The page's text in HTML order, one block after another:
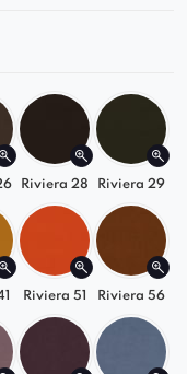
pełną ofertą i
Twoje
kolorach i
je łatwo
wystroju
i
Riviera 28 Riviera 29
Riviera 51 Riviera 56